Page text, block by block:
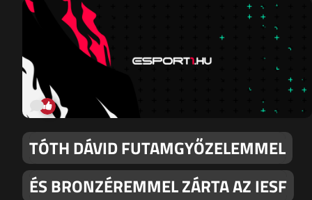
TÓTH DÁVID FUTAMGYŐZELEMMEL
ÉS BRONZÉREMMEL ZÁRTA AZ IESF